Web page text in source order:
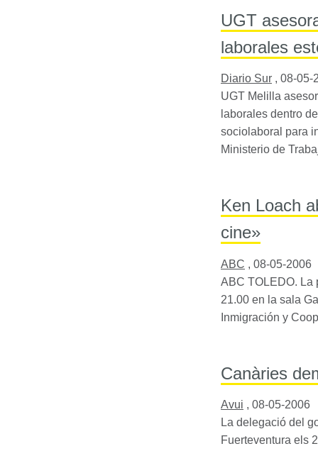
UGT
laborales
Diario Sur , 08-05-
UGT Melilla
laborales dentro
sociolaboral para
Ministerio de
Ken Loach
cine»
ABC , 08-05-2006
ABC TOLEDO. La
21.00 en la sala
Inmigración y
Canàries
Avui , 08-05-2006
La delegació del
Fuerteventura els